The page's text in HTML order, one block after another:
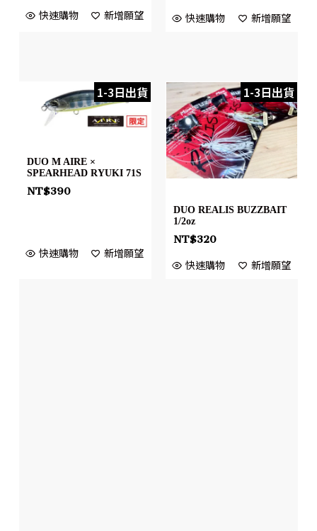
快速購物 新增願望 快速購物 新增願望
1-3日出貨
DUO M AIRE ×
SPEARHEAD RYUKI 71S
NT$390
快速購物 新增願望
1-3日出貨
DUO REALIS BUZZBAIT
1/2oz
NT$320
快速購物 新增願望